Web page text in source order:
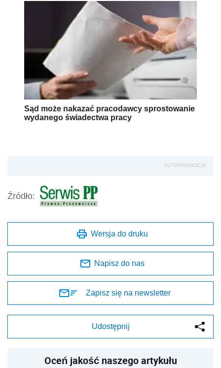
Sąd może nakazać pracodawcy sprostowanie
wydanego świadectwa pracy
AUTOPROMOCJA
Źródło:
Wersja do druku
Napisz do nas
Zapisz się na newsletter
Udostępnij
Oceń jakość naszego artykułu